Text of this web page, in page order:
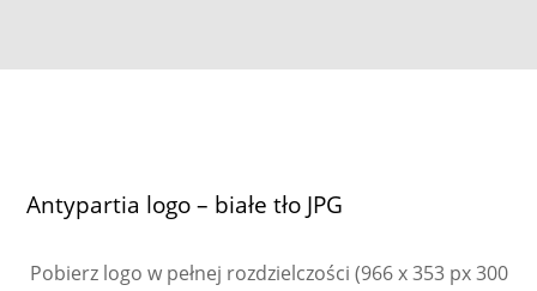
Antypartia logo – białe tło JPG
Pobierz logo w pełnej rozdzielczości (966 x 353 px 300